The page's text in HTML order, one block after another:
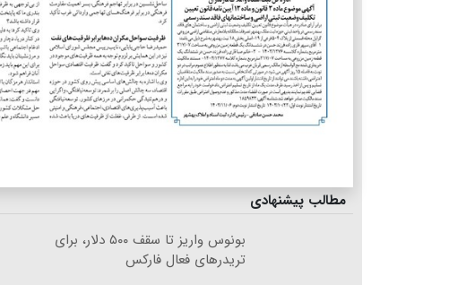
مطالب پیشنهادی
بونوس واریز تا سقف ۵۰۰ دلار، برای
تریدرهای فعال فارکس